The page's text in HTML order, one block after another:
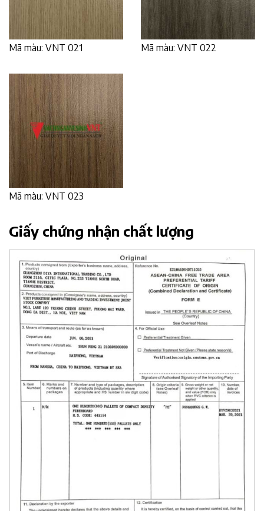
Mã màu: VNT 021 Mã màu: VNT 022
Mã màu: VNT 023
Giấy chứng nhận chất lượng